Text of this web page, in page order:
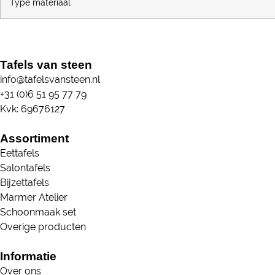
Type materiaal
Tafels van steen
info@tafelsvansteen.nl
+31 (0)6 51 95 77 79
Kvk: 69676127
Assortiment
Eettafels
Salontafels
Bijzettafels
Marmer Atelier
Schoonmaak set
Overige producten
Informatie
Over ons